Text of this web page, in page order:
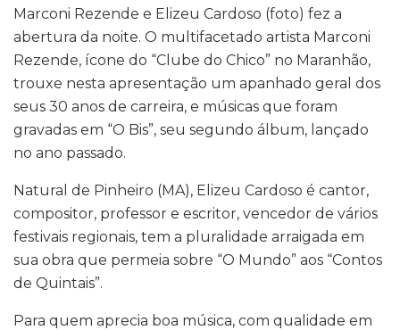
Marconi Rezende e Elizeu Cardoso (foto) fez a
abertura da noite. O multifacetado artista Marconi
Rezende, ícone do “Clube do Chico” no Maranhão,
trouxe nesta apresentação um apanhado geral dos
seus 30 anos de carreira, e músicas que foram
gravadas em “O Bis”, seu segundo álbum, lançado
no ano passado.
Natural de Pinheiro (MA), Elizeu Cardoso é cantor,
compositor, professor e escritor, vencedor de vários
festivais regionais, tem a pluralidade arraigada em
sua obra que permeia sobre “O Mundo” aos “Contos
de Quintais”.
Para quem aprecia boa música, com qualidade em